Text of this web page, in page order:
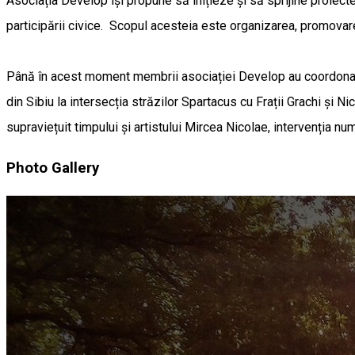
participării civice. Scopul acesteia este organizarea,
Până în acest moment membrii asociației Develop au
din Sibiu la intersecția străzilor Spartacus cu Frații Grachi și
supraviețuit timpului și artistului Mircea Nicolae, intervenția
Photo Gallery